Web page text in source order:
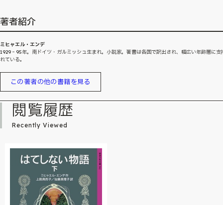
著者紹介
ミヒャエル・エンデ
1929‐95年。南ドイツ・ガルミッシュ生まれ。小説家。著書は各国で訳出され、幅広い年齢層に支
れている。
この著者の他の書籍を見る
閲覧履歴
Recently Viewed